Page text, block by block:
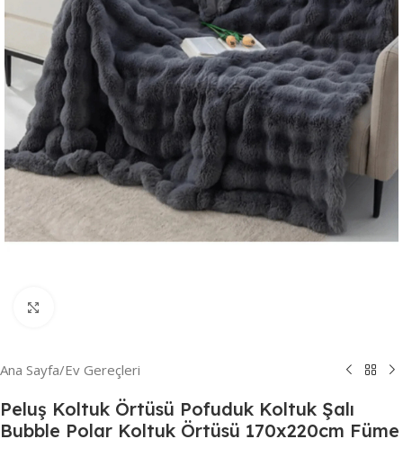
Ana Sayfa/Ev Gereçleri
Peluş Koltuk Örtüsü Pofuduk Koltuk Şalı
Bubble Polar Koltuk Örtüsü 170x220cm Füme